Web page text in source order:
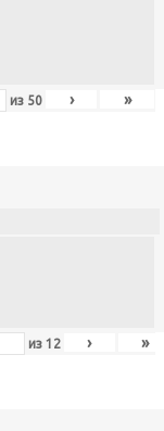
из 50 › »
из 12 › »